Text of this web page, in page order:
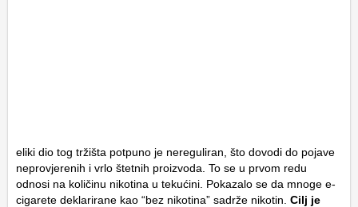
eliki dio tog tržišta potpuno je nereguliran, što dovodi do pojave
neprovjerenih i vrlo štetnih proizvoda. To se u prvom redu
odnosi na količinu nikotina u tekućini. Pokazalo se da mnoge e-
cigarete deklarirane kao “bez nikotina” sadrže nikotin. Cilj je